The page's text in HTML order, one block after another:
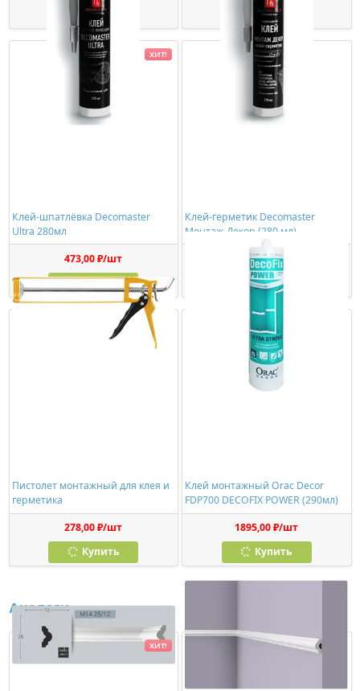
Купить Купить
Клей-шпатлёвка Decomaster
Ultra 280мл
473,00 ₽/шт
Купить
ХИТ!
Клей-герметик Decomaster
Монтаж-Декор (280 мл)
1150,00 ₽/шт
Купить
Пистолет монтажный для клея и
герметика
278,00 ₽/шт
Купить
Клей монтажный Orac Decor
FDP700 DECOFIX POWER (290мл)
1895,00 ₽/шт
Купить
Аналоги
ХИТ!